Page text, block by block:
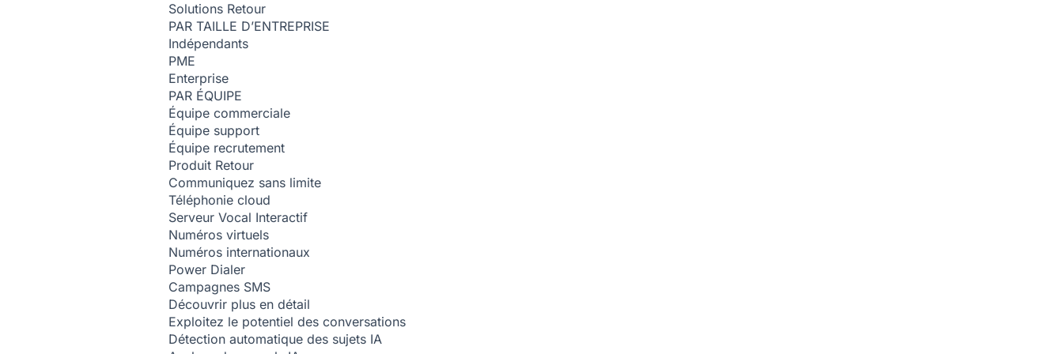
Solutions Retour
PAR TAILLE D’ENTREPRISE
Indépendants
PME
Enterprise
PAR ÉQUIPE
Équipe commerciale
Équipe support
Équipe recrutement
Produit Retour
Communiquez sans limite
Téléphonie cloud
Serveur Vocal Interactif
Numéros virtuels
Numéros internationaux
Power Dialer
Campagnes SMS
Découvrir plus en détail
Exploitez le potentiel des conversations
Détection automatique des sujets IA